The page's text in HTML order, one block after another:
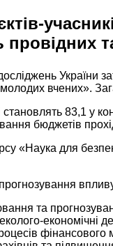
провідних
України
вчених».
83,1 у
бюджетів
«Наука для
та
економічні